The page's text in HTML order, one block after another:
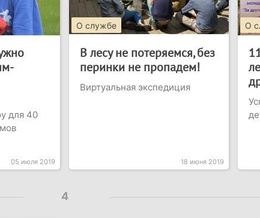
для 40
05 июля 2019
О службе
В лесу не потеряемся, без
перинки не пропадем!
Виртуальная экспедиция
18 июня 2019
О
4